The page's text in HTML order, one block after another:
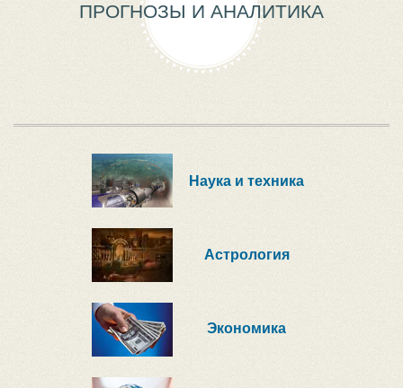
ПРОГНОЗЫ И АНАЛИТИКА
Наука и техника
Астрология
Экономика